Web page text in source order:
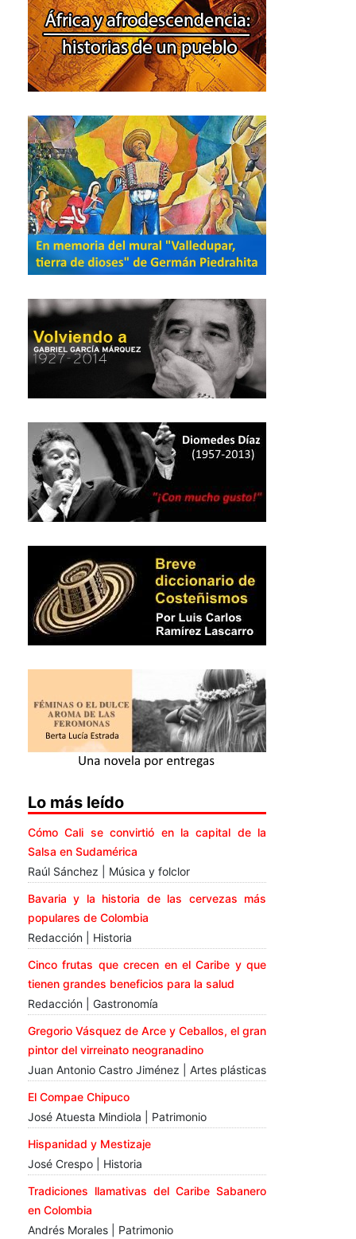
Lo más leído
Cómo Cali se convirtió en la capital de la
Salsa en Sudamérica
Raúl Sánchez | Música y folclor
Bavaria y la historia de las cervezas más
populares de Colombia
Redacción | Historia
Cinco frutas que crecen en el Caribe y que
tienen grandes beneficios para la salud
Redacción | Gastronomía
Gregorio Vásquez de Arce y Ceballos, el gran
pintor del virreinato neogranadino
Juan Antonio Castro Jiménez | Artes plásticas
El Compae Chipuco
José Atuesta Mindiola | Patrimonio
Hispanidad y Mestizaje
José Crespo | Historia
Tradiciones llamativas del Caribe Sabanero
en Colombia
Andrés Morales | Patrimonio